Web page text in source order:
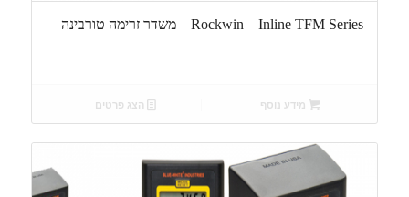
Rockwin – Inline TFM Series – משדר זרימה טורבינה
מידע נוסף הצג פרטים